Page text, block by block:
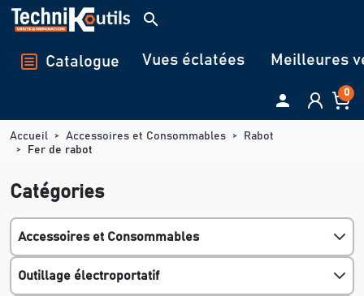
Panneau de gestion des cookies
search
Catalogue Vues éclatées Meilleures
 0
Accueil Accessoires et Consommables
Rabot
Fer de rabot
Catégories
Accessoires et Consommables
Outillage électroportatif